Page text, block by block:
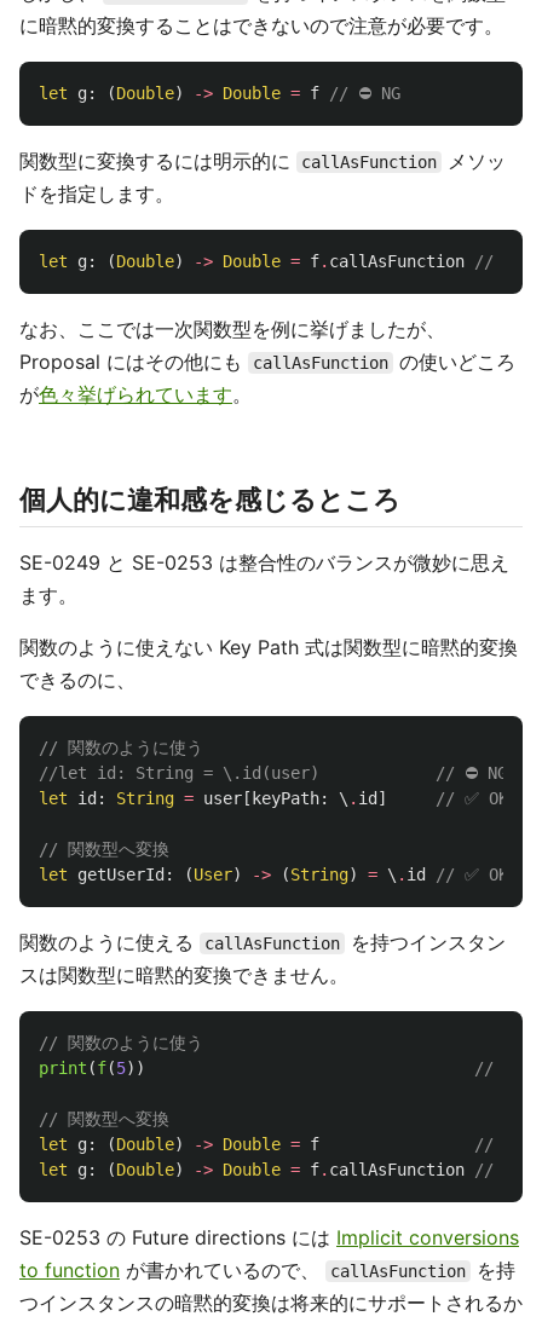
に暗黙的変換することはできないので注意が必要です。
let g: (Double) -> Double = f // ⛔ NG
関数型に変換するには明示的に callAsFunction
メソッ
ドを指定します。
let g: (Double) -> Double = f. callAsFunction // ✅
なお、ここでは一次関数型を例に挙げましたが、
Proposal にはその他にも
callAsFunction の使いどころ
が色々挙げられています。
個人的に違和感を感じるところ
SE-0249 と SE-0253 は整合性のバランスが微妙に思え
ます。
関数のように使えない Key Path 式は関数型に暗黙的変換
できるのに、
// 関数のように使う
//let id: String = \.id(user)            // ⛔ NG
let
id : String = user [ keyPath: \ . id ] // ✅ OK
// 関数型へ変換
let
getUserId : (User) -> (String) = \ . id // ✅ OK
関数のように使える callAsFunction
を持つインスタン
スは関数型に暗黙的変換できません。
// 関数のように使う
print (f(5)) // ✅
// 関数型へ変換
let
g: (Double) -> Double = f
// ⛔
let
g: (Double) -> Double = f. callAsFunction // ✅
SE-0253 の Future directions には Implicit conversions
to function が書かれているので、 callAsFunction
を持
つインスタンスの暗黙的変換は将来的にサポートされるか